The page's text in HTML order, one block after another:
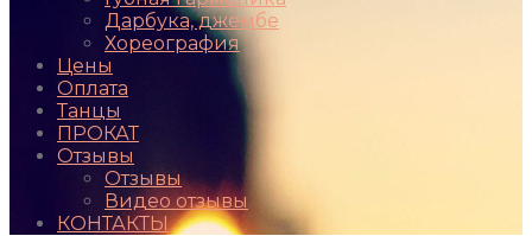
Дарбука, джембе
Хореография
Цены
Оплата
Танцы
ПРОКАТ
Отзывы
Отзывы
Видео отзывы
КОНТАКТЫ